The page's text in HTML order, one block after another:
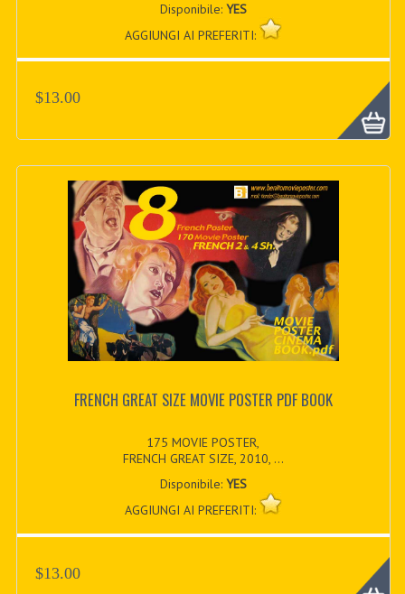
Disponibile: YES
AGGIUNGI AI PREFERITI:
$13.00
FRENCH GREAT SIZE MOVIE POSTER PDF BOOK
175 MOVIE POSTER,
FRENCH GREAT SIZE, 2010, ...
Disponibile: YES
AGGIUNGI AI PREFERITI:
$13.00